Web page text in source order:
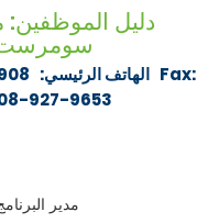
دليل
الهاتف الرئيسي: 927-0869
Fax:
927-9653
مدير